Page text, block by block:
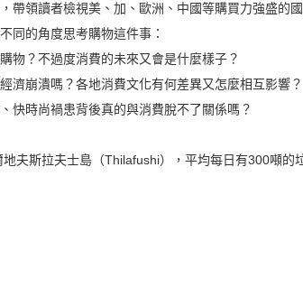
帶領讀者檢視美、加、歐洲、中國等購買力強盛的
同的角度思考購物這件事：
物？不過度消費的未來又會是什麼樣子？
濟崩潰嗎？各地消費文化有何差異又怎麼相互影響？
快時尚禍患背後真的與消費脫不了關係嗎？
夫斯拉夫士島（Thilafushi），平均每日有300噸的